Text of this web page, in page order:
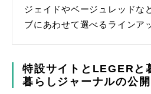
ジェイドやベージュレッドな
ブにあわせて選べるラインア
特設サイトとLEGERと
暮らしジャーナルの公開